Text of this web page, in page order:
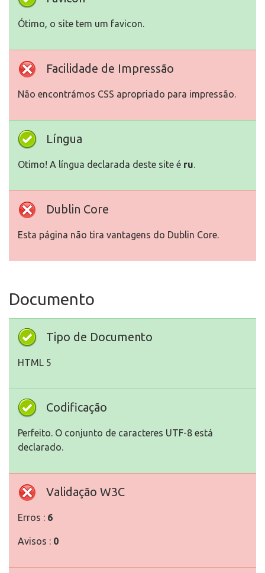
Ótimo, o site tem um favicon.
Facilidade de Impressão
Não encontrámos CSS apropriado para impressão.
Língua
Otimo! A língua declarada deste site é ru.
Dublin Core
Esta página não tira vantagens do Dublin Core.
Documento
Tipo de Documento
HTML 5
Codificação
Perfeito. O conjunto de caracteres UTF-8 está
declarado.
Validação W3C
Erros : 6
Avisos : 0